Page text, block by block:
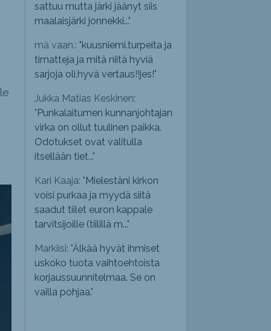
sattuu mutta järki jäänyt siis
maalaisjärki jonnekki..."
mä vaan.: "kuusniemi.turpeita ja
timatteja ja mitä niitä hyviä
sarjoja oli,hyvä vertaus!!jes!"
Jukka Matias Keskinen:
" Punkalaitumen kunnanjohtajan
virka on ollut tuulinen paikka.
Odotukset ovat valitulla
itsellään tiet..."
Kari Kaaja: " Mielestäni kirkon
voisi purkaa ja myydä siitä
saadut tiilet euron kappale
tarvitsijoille (tiilillä m..."
Markiisi: "Älkää hyvät ihmiset
uskoko tuota vaihtoehtoista
korjaussuunnitelmaa. Se on
vailla pohjaa."